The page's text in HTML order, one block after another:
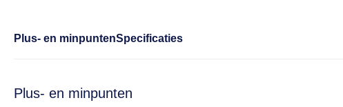
Plus- en minpuntenSpecificaties
Plus- en minpunten